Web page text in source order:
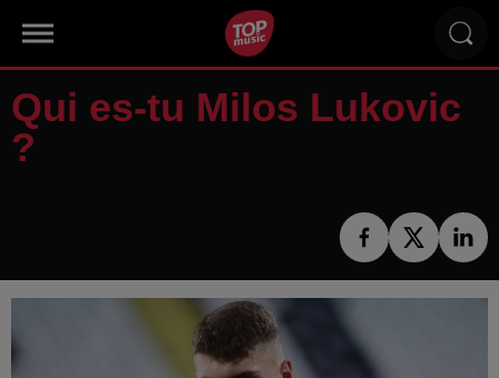
Qui es-tu Milos Lukovic
?